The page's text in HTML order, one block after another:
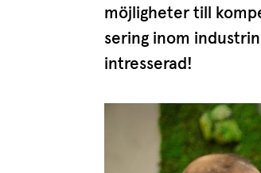
möjligheter till
sering inom
intresserad!